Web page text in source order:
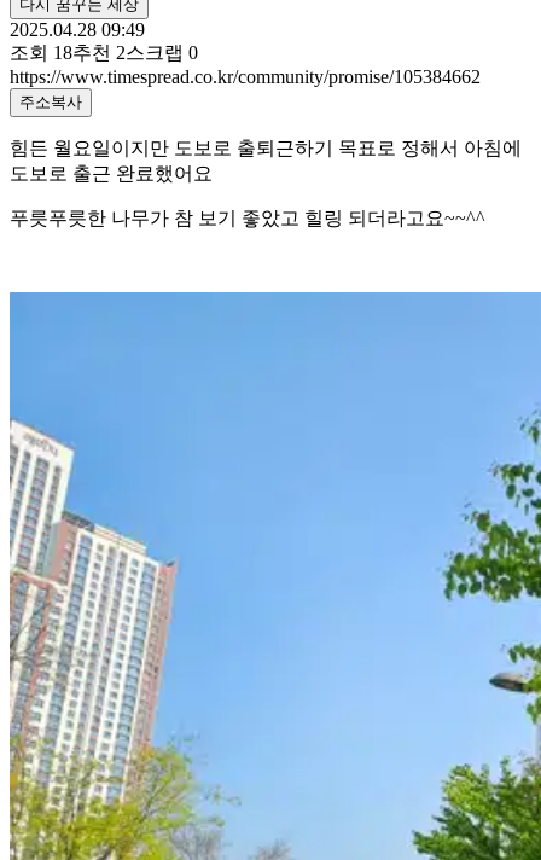
다시 꿈꾸는 세상
2025.04.28 09:49
조회 18추천 2스크랩 0
https://www.timespread.co.kr/community/promise/105384662
주소복사
힘든 월요일이지만 도보로 출퇴근하기 목표로 정해서 아침에
도보로 출근 완료했어요
푸릇푸릇한 나무가 참 보기 좋았고 힐링 되더라고요~~^^